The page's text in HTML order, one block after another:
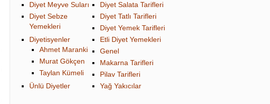
Diyet Meyve Suları
Diyet Salata Tarifleri
Diyet Sebze
Yemekleri
Diyet Tatlı Tarifleri
Diyet Yemek Tarifleri
Diyetisyenler
Ahmet Maranki
Murat Gökçen
Taylan Kümeli
Etli Diyet Yemekleri
Genel
Makarna Tarifleri
Pilav Tarifleri
Ünlü Diyetler
Yağ Yakıcılar